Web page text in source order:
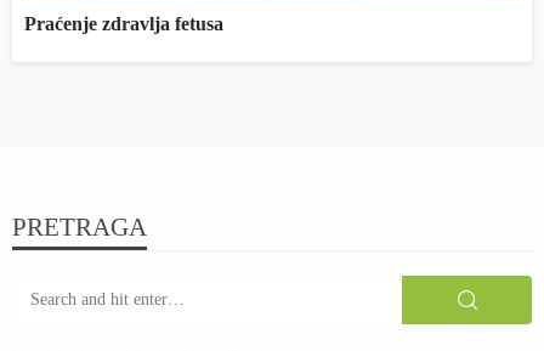
Praćenje zdravlja fetusa
PRETRAGA